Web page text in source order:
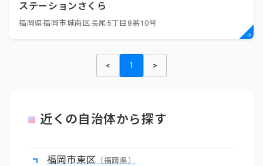
ステーションさくら
福岡県福岡市城南区長尾5丁目8番10号
< 1 >
近くの自治体から探す
福岡市東区 （福岡県）